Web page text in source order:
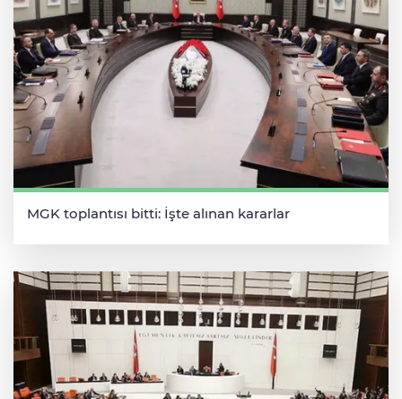
MGK toplantısı bitti: İşte alınan kararlar